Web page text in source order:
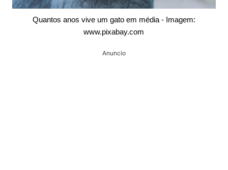
Quantos anos vive um gato em média - Imagem:
www.pixabay.com
Anuncio